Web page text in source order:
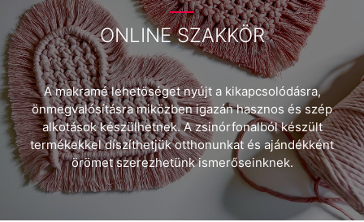
ONLINE SZAKKÖR
A makramé lehetőséget nyújt a kikapcsolódásra,
önmegvalósításra miközben igazán hasznos és szép
alkotások készülhetnek. A zsinórfonalból készült
termékekkel díszíthetjük otthonunkat és ajándékként
örömet szerezhetünk ismerőseinknek.